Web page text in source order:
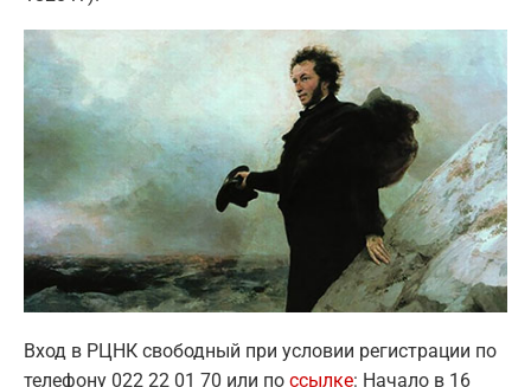
Вход в РЦНК свободный при условии регистрации по
телефону 022 22 01 70 или по ссылке: Начало в 16